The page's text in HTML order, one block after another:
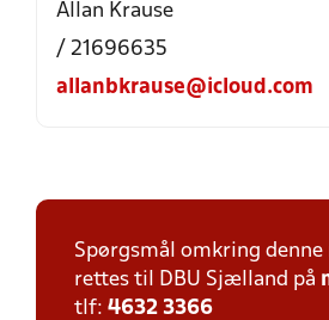
Allan Krause
/ 21696635
allanbkrause@icloud.com
Spørgsmål omkring denne
rettes til DBU Sjælland på
tlf: 4632 3366